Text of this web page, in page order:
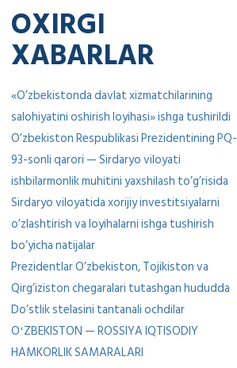
OXIRGI
XABARLAR
«O’zbekistonda davlat xizmatchilarining
salohiyatini oshirish loyihasi» ishga tushirildi
O’zbekiston Respublikasi Prezidentining PQ-
93-sonli qarori — Sirdaryo viloyati
ishbilarmonlik muhitini yaxshilash to’g’risida
Sirdaryo viloyatida xorijiy investitsiyalarni
o’zlashtirish va loyihalarni ishga tushirish
bo’yicha natijalar
Prezidentlar O’zbekiston, Tojikiston va
Qirg’iziston chegaralari tutashgan hududda
Do’stlik stelasini tantanali ochdilar
OʻZBEKISTON — ROSSIYA IQTISODIY
HAMKORLIK SAMARALARI